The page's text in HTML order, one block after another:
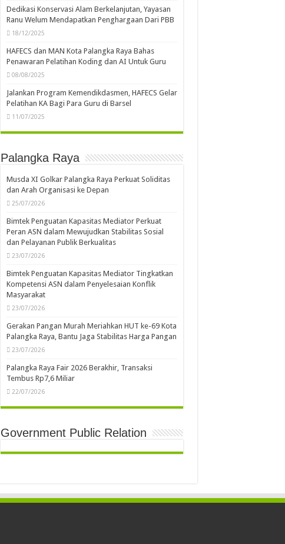
Dedikasi Konservasi Alam Berkelanjutan, Yayasan
Ranu Welum Mendapatkan Penghargaan Dari PBB
18/12/2025
HAFECS dan MAN Kota Palangka Raya Bahas
Penawaran Pelatihan Koding dan AI Untuk Guru
08/08/2025
Jalankan Program Kemendikdasmen, HAFECS Gelar
Pelatihan KA Bagi Para Guru di Barsel
11/07/2025
Palangka Raya
Musda XI Golkar Palangka Raya Perkuat Soliditas
dan Arah Organisasi ke Depan
25/07/2026
Bimtek Penguatan Kapasitas Mediator Perkuat
Peran ASN dalam Mewujudkan Stabilitas Sosial
dan Pelayanan Publik Berkualitas
23/07/2026
Bimtek Penguatan Kapasitas Mediator Tingkatkan
Kompetensi ASN dalam Penyelesaian Konflik
Masyarakat
23/07/2026
Gerakan Pangan Murah Meriahkan HUT ke-69 Kota
Palangka Raya, Bantu Jaga Stabilitas Harga Pangan
23/07/2026
Palangka Raya Fair 2026 Berakhir, Transaksi
Tembus Rp7,6 Miliar
22/07/2026
Government Public Relation